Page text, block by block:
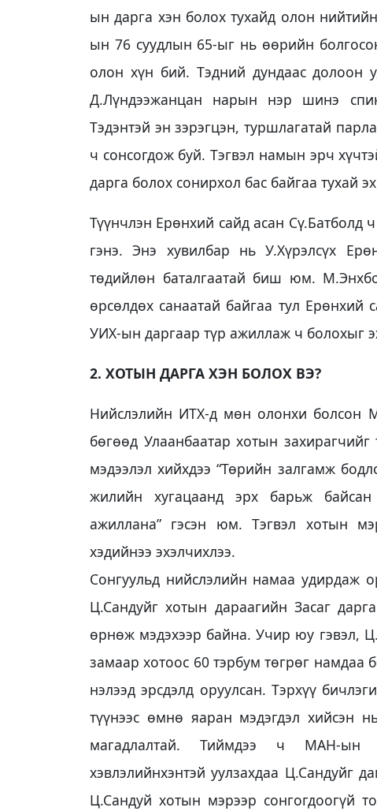
ын дарга хэн болох тухайд олон
ын 76 суудлын 65-ыг нь өөрийн
олон хүн бий. Тэдний дундаас долоон
Д.Лүндээжанцан нарын нэр шинэ
Тэдэнтэй эн зэрэгцэн, туршлагатай
ч сонсогдож буй. Тэгвэл намын эрч
дарга болох сонирхол бас байгаа тухай
Түүнчлэн Ерөнхий сайд асан
гэнэ. Энэ хувилбар нь У.Хүрэлсүх
төдийлөн баталгаатай биш юм.
өрсөлдөх санаатай байгаа тул Ерөнхий
УИХ-ын даргаар түр ажиллаж ч болохыг
2. ХОТЫН ДАРГА ХЭН БОЛОХ ВЭ?
Нийслэлийн ИТХ-д мөн олонхи болсон
бөгөөд Улаанбаатар хотын
мэдээлэл хийхдээ “Төрийн залгамж
жилийн хугацаанд эрх барьж
ажиллана” гэсэн юм. Тэгвэл хотын
хэдийнээ эхэлчихлээ.
Сонгуульд нийслэлийн намаа
Ц.Сандуйг хотын дараагийн Засаг
өрнөж мэдэхээр байна. Учир юу гэвэл,
замаар хотоос 60 тэрбум төгрөг намдаа
нэлээд эрсдэлд оруулсан. Тэрхүү
түүнээс өмнө яаран мэдэгдэл хийсэн
магадлалтай. Тиймдээ ч МАН-ын
хэвлэлийнхэнтэй уулзахдаа Ц.Сандуйг
Ц.Сандуй хотын мэрээр сонгогдоогүй